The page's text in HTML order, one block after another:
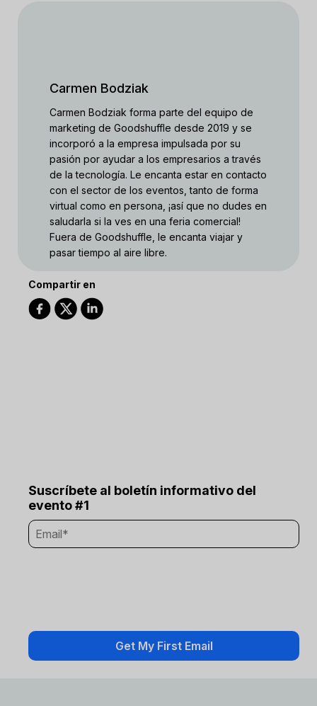
Carmen Bodziak
Carmen Bodziak forma parte del equipo de
marketing de Goodshuffle desde 2019 y se
incorporó a la empresa impulsada por su
pasión por ayudar a los empresarios a través
de la tecnología. Le encanta estar en contacto
con el sector de los eventos, tanto de forma
virtual como en persona, ¡así que no dudes en
saludarla si la ves en una feria comercial!
Fuera de Goodshuffle, le encanta viajar y
pasar tiempo al aire libre.
Compartir en
Suscríbete al boletín informativo del
evento #1